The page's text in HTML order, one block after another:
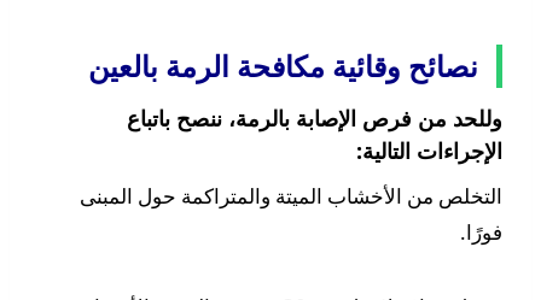
نصائح وقائية مكافحة الرمة بالعين
وللحد من فرص الإصابة بالرمة، ننصح باتباع
الإجراءات التالية:
التخلص من الأخشاب الميتة والمتراكمة حول المبنى
فورًا.